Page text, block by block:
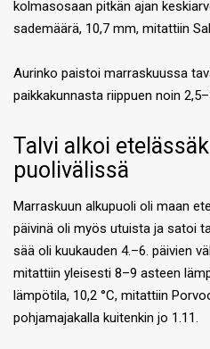
kolmasosaan pitkän ajan
sademäärä, 10,7 mm, mitattiin
Aurinko paistoi marraskuussa
paikkakunnasta riippuen noin
Talvi alkoi
puolivälissä
Marraskuun alkupuoli oli maan
päivinä oli myös utuista ja satoi
sää oli kuukauden 4.–6. päivien
mitattiin yleisesti 8–9 asteen
lämpötila, 10,2 °C, mitattiin
pohjamajakalla kuitenkin jo 1.11.